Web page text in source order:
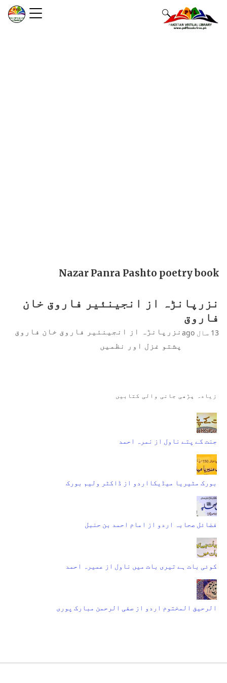
Nazar Panra Pashto poetry book
نزرپانڑہ از انجینئیر فاروق خان
فاروق
13 سال ago
نزرپانڑہ از انجینئیر فاروق خان فاروق
پشتو غزل اور نظمیں
زیادہ پڑھی جانی والی کتابیں
جنت کے پتے ناول از نمرہ احمد
بورک مٹیریا میڈیکااردو از ڈاکٹر ولیم بورک
فضائل صحابہ اردو از امام احمد بن حنبل
کوئی بات ہے تیری بات میں ناول از عمیرہ احمد
الرحیق المختوم اردو از صفی الرحمن مبارک پوری